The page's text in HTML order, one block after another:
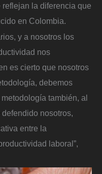
la diferencia que
en Colombia.
y a nosotros los
nos
es cierto que nosotros
debemos
también, al
nosotros,
entre la
laboral”,